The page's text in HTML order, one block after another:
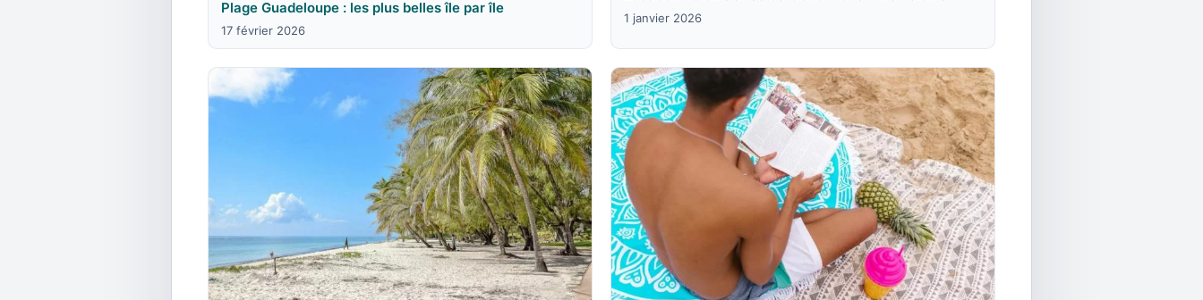
Plage Guadeloupe : les plus belles île par île
17 février 2026
1 janvier 2026